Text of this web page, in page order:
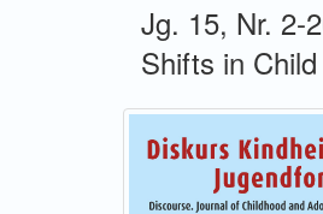
Jg. 15, Nr. 2-
Shifts in